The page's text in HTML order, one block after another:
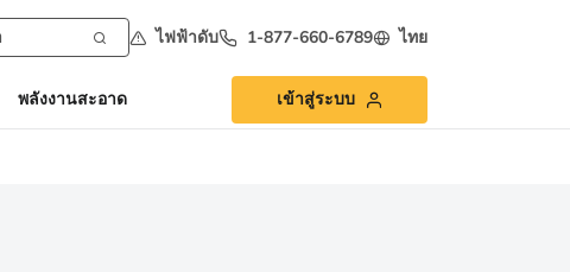
ไฟฟ้าดับ 1-877-660-6789 ไทย
พลังงานสะอาด เข้าสู่ระบบ